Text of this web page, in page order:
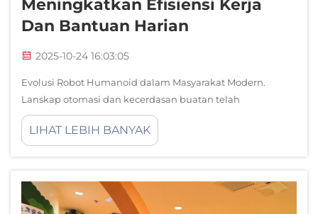
Meningkatkan Efisiensi Kerja
Dan Bantuan Harian
2025-10-24 16:03:05
Evolusi Robot Humanoid dalam Masyarakat Modern.
Lanskap otomasi dan kecerdasan buatan telah
mengalami transformasi luar biasa dengan munculnya
robot humanoid. Mesin-mesin canggih ini, dirancang
LIHAT LEBIH BANYAK